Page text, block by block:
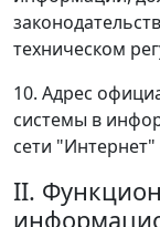
техническом
10. Адрес
системы в
сети
II.